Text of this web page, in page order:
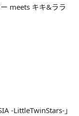
meets キキ&ララ
-LittleTwinStars-」